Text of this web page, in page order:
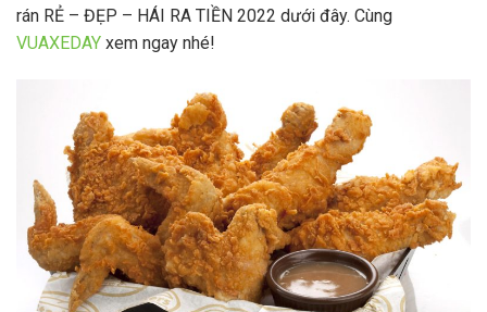
rán RẺ – ĐẸP – HÁI RA TIỀN 2022 dưới đây. Cùng
VUAXEDAY xem ngay nhé!